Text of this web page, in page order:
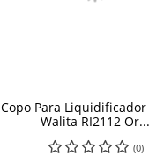
COMPRAR
Copo Para
Walita RI2112 Or...
(0)